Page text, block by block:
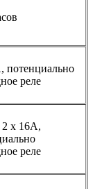
потенциально
реле
х 16А,
реле